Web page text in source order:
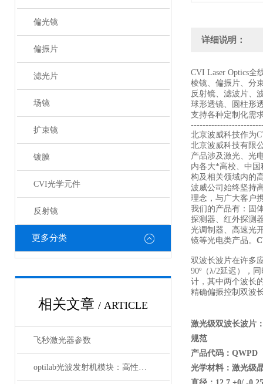
偏光镜
偏振片
滤光片
场镜
扩束镜
镀膜
CVI光学元件
反射镜
更多分类
相关文章 / ARTICLE
飞秒激光器参数
optilab光波发射机模块：高性能通信的核心组件
详细说明：
CVI Laser Optics全
棱镜、偏振片、分
反射镜、滤波片、
球形透镜、圆柱形
支持各种定制化需
北京波威科技作为
北京波威科技有限
产品涉及激光、光
内各大*高校、中
构及相关领域内的
波威公司始终坚持
理念，与广大客户
我们的产品有：固
探测器、红外探测
光调制器、高速光
镜等光电类产品。
双波长波片在许多
90º（λ/2延迟），
计，其中两个波长
精确偏振控制双波
激光级双波长波片
规范
产品代码：QWPD
光学材料：激光级